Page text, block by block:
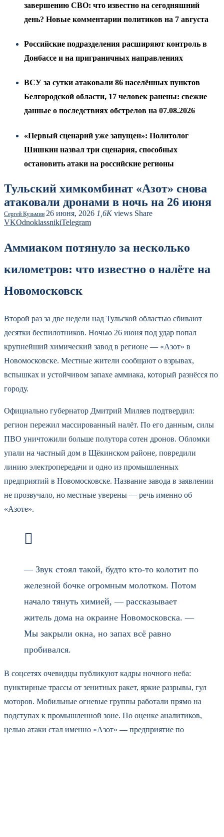
завершению СВО: что известно на сегодняшний
день? Новые комментарии политиков на 7 августа
Российские подразделения расширяют контроль в
Донбассе и на приграничных направлениях
ВСУ за сутки атаковали 86 населённых пунктов
Белгородской области, 17 человек ранены: свежие
данные о последствиях обстрелов на 07.08.2026
«Первый сценарий уже запущен»: Политолог
Шишкин назвал три сценария, способных
остановить атаки на российские регионы
Тульский химкомбинат «Азот» снова
атаковали дронами в ночь на 26 июня
Сергей Кузьмин 26 июня, 2026 1,6Kviews Share
VKOdnoklassnikiTelegram
Аммиаком потянуло за несколько
километров: что известно о налёте на
Новомосковск
Второй раз за две недели над Тульской областью сбивают
десятки беспилотников. Ночью 26 июня под удар попал
крупнейший химический завод в регионе — «Азот» в
Новомосковске. Местные жители сообщают о взрывах,
вспышках и устойчивом запахе аммиака, который разнёсся по
городу.
Официально губернатор Дмитрий Миляев подтвердил:
регион пережил массированный налёт. По его данным, силы
ПВО уничтожили больше полутора сотен дронов. Обломки
упали на частный дом в Щёкинском районе, повредили
линию электропередачи и одно из промышленных
предприятий в Новомосковске. Название завода в заявлении
не прозвучало, но местные уверены — речь именно об
«Азоте».
— Звук стоял такой, будто кто-то колотит по
железной бочке огромным молотком. Потом
начало тянуть химией, — рассказывает
житель дома на окраине Новомосковска. —
Мы закрыли окна, но запах всё равно
пробивался.
В соцсетях очевидцы публикуют кадры ночного неба:
пунктирные трассы от зенитных ракет, яркие разрывы, гул
моторов. Мобильные огневые группы работали прямо на
подступах к промышленной зоне. По оценке аналитиков,
целью атаки стал именно «Азот» — предприятие по